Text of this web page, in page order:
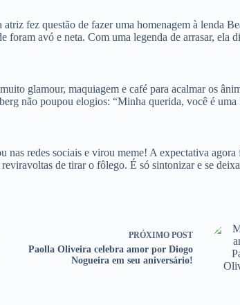
fez questão de fazer uma homenagem à lenda
foram avó e neta. Com uma legenda de arrasar, ela
glamour, maquiagem e café para acalmar os
não poupou elogios: “Minha querida, você é uma
redes sociais e virou meme! A expectativa
de tirar o fôlego. É só sintonizar e se
PRÓXIMO POST
Paolla Oliveira celebra amor por Diogo
Nogueira em seu aniversário!